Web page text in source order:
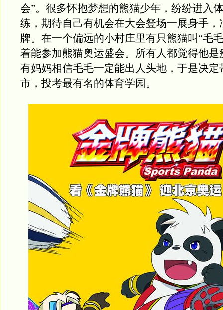
会”。很多怀抱梦想的熊猫少年，纷纷进入
练，期待自己有机会在大会豋场一展身手，
牌。在一个偏远的小村庄里有只熊猫叫“毛
着能参加熊猫奥运盛会。所有人都觉得他是
有妈妈相信毛毛一定能出人头地，于是决定
市，投考最有名的体育学园。